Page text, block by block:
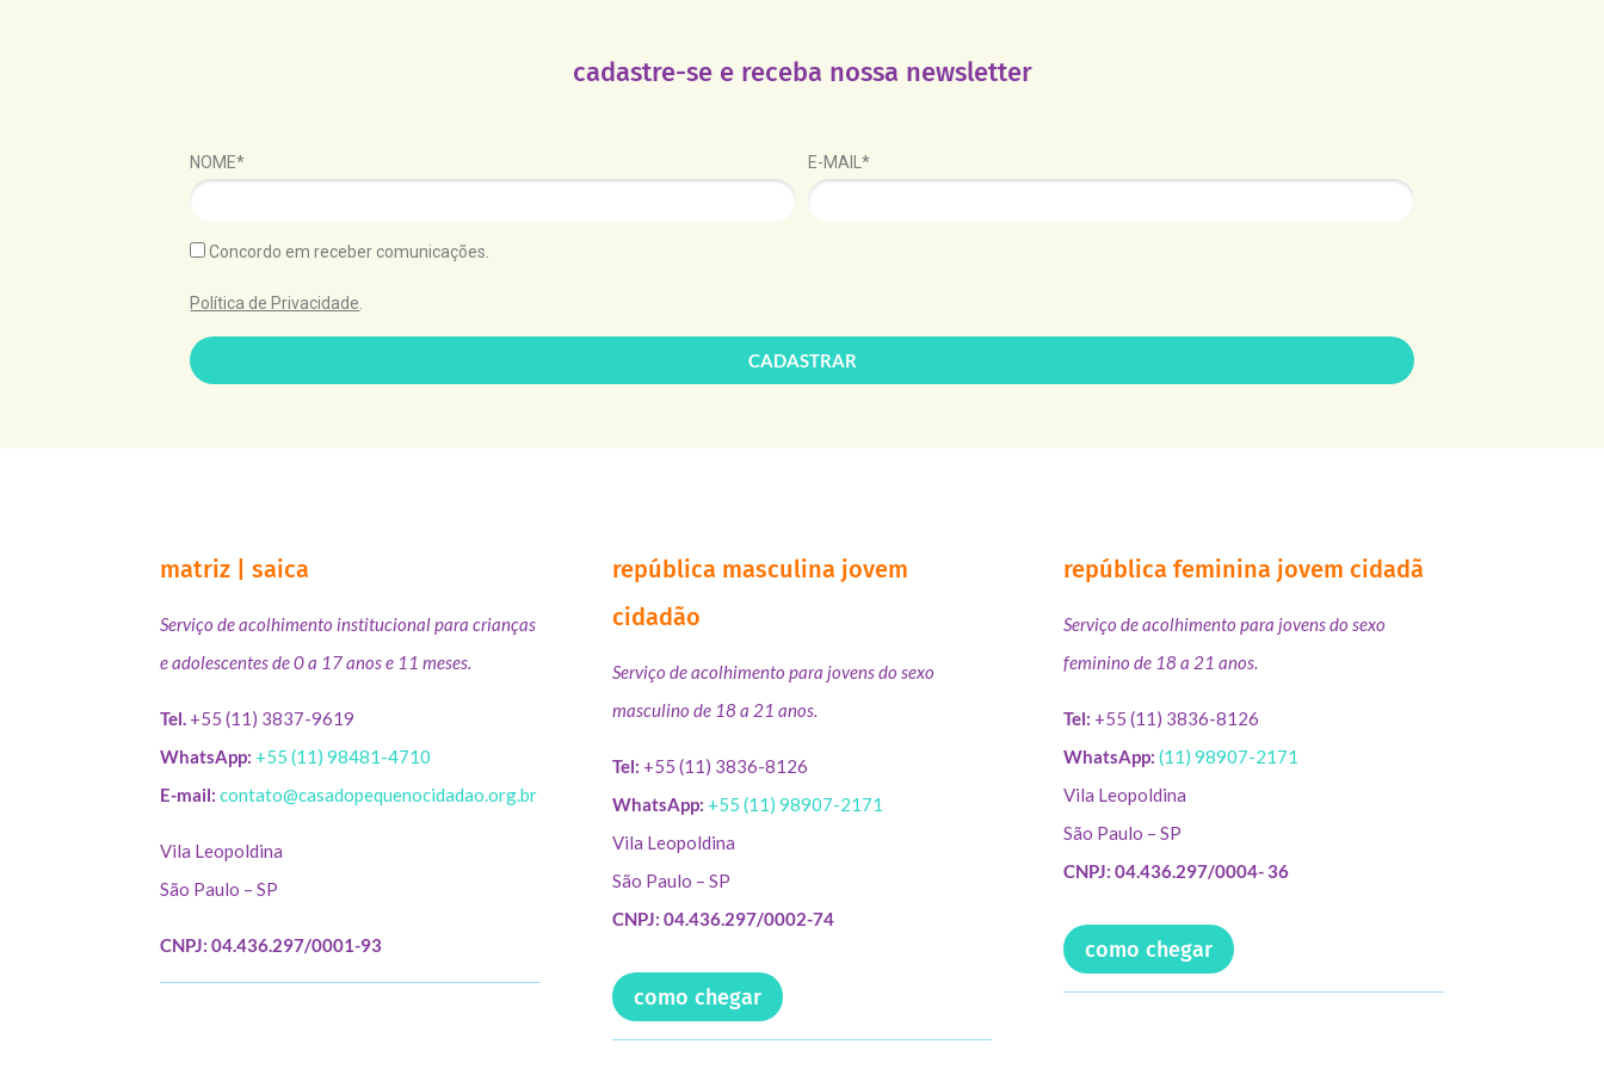
cadastre-se e receba nossa newsletter
NOME* E-MAIL*
Concordo em receber comunicações.
Política de Privacidade.
CADASTRAR
matriz | saica
Serviço de acolhimento institucional para crianças
e adolescentes de 0 a 17 anos e 11 meses.
Tel. +55 (11) 3837-9619
WhatsApp: +55 (11) 98481-4710
E-mail: contato@casadopequenocidadao.org.br
Vila Leopoldina
São Paulo – SP
CNPJ: 04.436.297/0001-93
república masculina jovem
cidadão
Serviço de acolhimento para jovens do sexo
masculino de 18 a 21 anos.
Tel: +55 (11) 3836-8126
WhatsApp: +55 (11) 98907-2171
Vila Leopoldina
São Paulo – SP
CNPJ: 04.436.297/0002-74
como chegar
república feminina jovem cidadã
Serviço de acolhimento para jovens do sexo
feminino de 18 a 21 anos.
Tel: +55 (11) 3836-8126
WhatsApp: (11) 98907-2171
Vila Leopoldina
São Paulo – SP
CNPJ: 04.436.297/0004- 36
como chegar